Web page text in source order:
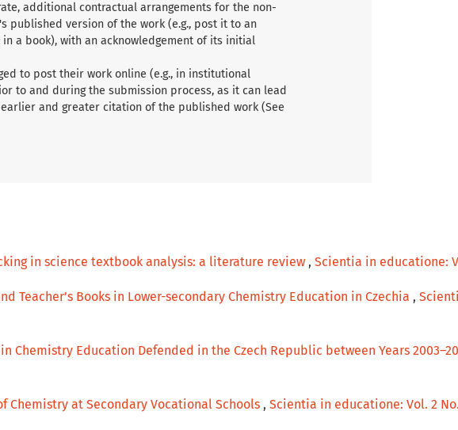
additional contractual arrangements for the non-
published version of the work (e.g., post it to an
a book), with an acknowledgement of its initial
to post their work online (e.g., in institutional
to and during the submission process, as it can lead
and greater citation of the published work (See
in science textbook analysis: a literature review , Scientia in educatione:
Teacher’s Books in Lower-secondary Chemistry Education in Czechia ,
Chemistry Education Defended in the Czech Republic between Years
Chemistry at Secondary Vocational Schools , Scientia in educatione: Vol. 2 No.